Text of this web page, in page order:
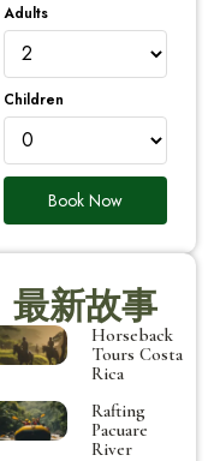
Adults
Children
Book Now
最新故事
Horseback
Tours Costa
Rica
Rafting
Pacuare
River